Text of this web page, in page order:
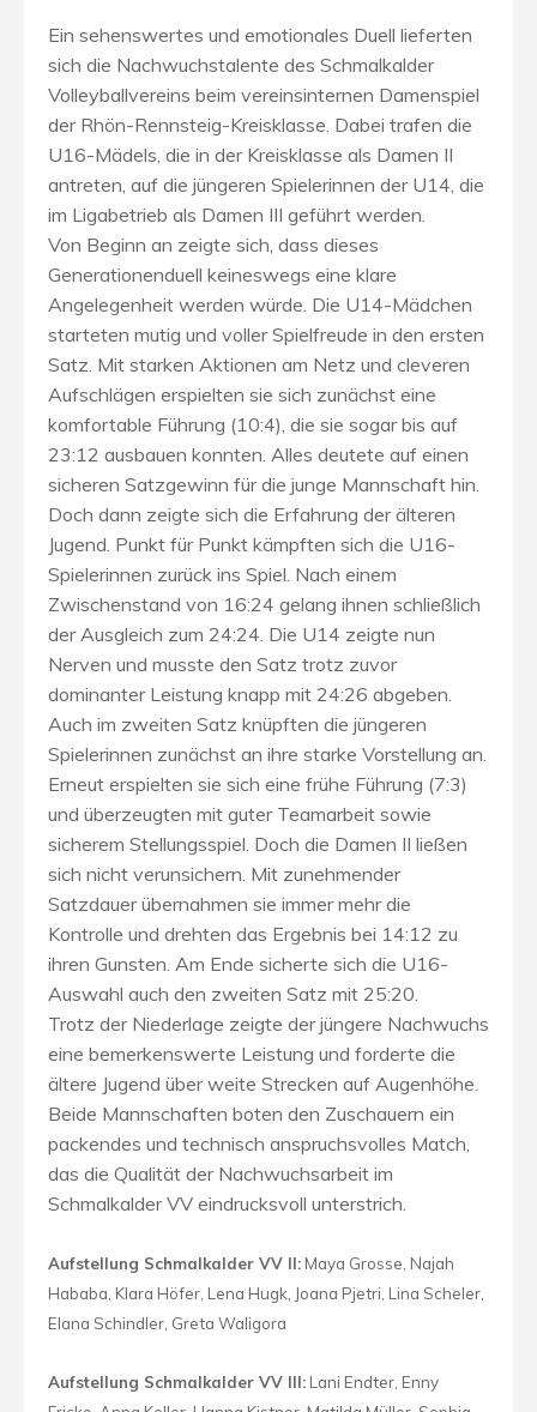
Ein sehenswertes und emotionales Duell lieferten
sich die Nachwuchstalente des Schmalkalder
Volleyballvereins beim vereinsinternen Damenspiel
der Rhön-Rennsteig-Kreisklasse. Dabei trafen die
U16-Mädels, die in der Kreisklasse als Damen II
antreten, auf die jüngeren Spielerinnen der U14, die
im Ligabetrieb als Damen III geführt werden.
Von Beginn an zeigte sich, dass dieses
Generationenduell keineswegs eine klare
Angelegenheit werden würde. Die U14-Mädchen
starteten mutig und voller Spielfreude in den ersten
Satz. Mit starken Aktionen am Netz und cleveren
Aufschlägen erspielten sie sich zunächst eine
komfortable Führung (10:4), die sie sogar bis auf
23:12 ausbauen konnten. Alles deutete auf einen
sicheren Satzgewinn für die junge Mannschaft hin.
Doch dann zeigte sich die Erfahrung der älteren
Jugend. Punkt für Punkt kämpften sich die U16-
Spielerinnen zurück ins Spiel. Nach einem
Zwischenstand von 16:24 gelang ihnen schließlich
der Ausgleich zum 24:24. Die U14 zeigte nun
Nerven und musste den Satz trotz zuvor
dominanter Leistung knapp mit 24:26 abgeben.
Auch im zweiten Satz knüpften die jüngeren
Spielerinnen zunächst an ihre starke Vorstellung an.
Erneut erspielten sie sich eine frühe Führung (7:3)
und überzeugten mit guter Teamarbeit sowie
sicherem Stellungsspiel. Doch die Damen II ließen
sich nicht verunsichern. Mit zunehmender
Satzdauer übernahmen sie immer mehr die
Kontrolle und drehten das Ergebnis bei 14:12 zu
ihren Gunsten. Am Ende sicherte sich die U16-
Auswahl auch den zweiten Satz mit 25:20.
Trotz der Niederlage zeigte der jüngere Nachwuchs
eine bemerkenswerte Leistung und forderte die
ältere Jugend über weite Strecken auf Augenhöhe.
Beide Mannschaften boten den Zuschauern ein
packendes und technisch anspruchsvolles Match,
das die Qualität der Nachwuchsarbeit im
Schmalkalder VV eindrucksvoll unterstrich.
Aufstellung Schmalkalder VV II: Maya Grosse, Najah
Hababa, Klara Höfer, Lena Hugk, Joana Pjetri, Lina Scheler,
Elana Schindler, Greta Waligora
Aufstellung Schmalkalder VV III: Lani Endter, Enny